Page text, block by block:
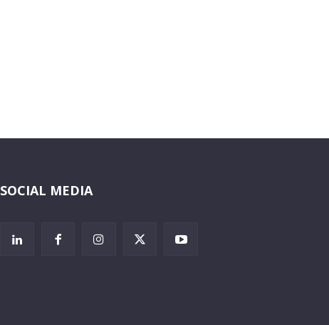
SOCIAL MEDIA